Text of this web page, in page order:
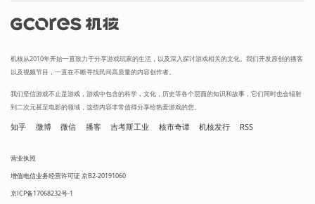
机核从2010年开始一直致力于分享游戏玩家的生活，以及深入探讨游戏相关的文化。我们开发原创的播客
以及视频节目，一直在不断寻找民间高质量的内容创作者。
我们坚信游戏不止是游戏，游戏中包含的科学，文化，历史等各个层面的知识和故事，它们同时也会辐射
到二次元甚至电影的领域，这些内容非常值得分享给热爱游戏的您。
知乎 微博 微信 播客 吉考斯工业 核市奇谭 机核发行 RSS
营业执照
增值电信业务经营许可证 京B2-20191060
京ICP备17068232号-1